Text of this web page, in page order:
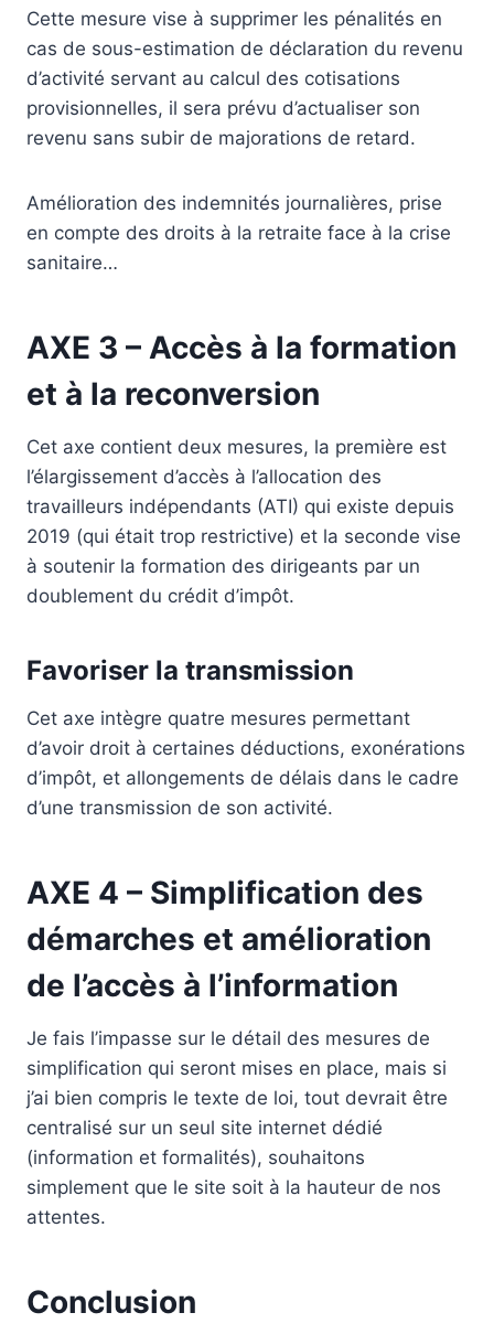
Cette mesure vise à supprimer les pénalités en
cas de sous-estimation de déclaration du revenu
d’activité servant au calcul des cotisations
provisionnelles, il sera prévu d’actualiser son
revenu sans subir de majorations de retard.
Amélioration des indemnités journalières, prise
en compte des droits à la retraite face à la crise
sanitaire…
AXE 3 – Accès à la formation
et à la reconversion
Cet axe contient deux mesures, la première est
l’élargissement d’accès à l’allocation des
travailleurs indépendants (ATI) qui existe depuis
2019 (qui était trop restrictive) et la seconde vise
à soutenir la formation des dirigeants par un
doublement du crédit d’impôt.
Favoriser la transmission
Cet axe intègre quatre mesures permettant
d’avoir droit à certaines déductions, exonérations
d’impôt, et allongements de délais dans le cadre
d’une transmission de son activité.
AXE 4 – Simplification des
démarches et amélioration
de l’accès à l’information
Je fais l’impasse sur le détail des mesures de
simplification qui seront mises en place, mais si
j’ai bien compris le texte de loi, tout devrait être
centralisé sur un seul site internet dédié
(information et formalités), souhaitons
simplement que le site soit à la hauteur de nos
attentes.
Conclusion